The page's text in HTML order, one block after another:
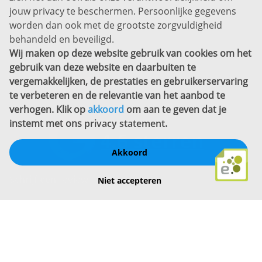
Sitemap
Copyright
Bekijk ook eens
jouw privacy te beschermen. Persoonlijke gegevens
worden dan ook met de grootste zorgvuldigheid
behandeld en beveiligd.
Wij maken op deze website gebruik van cookies om het
gebruik van deze website en daarbuiten te
vergemakkelijken, de prestaties en gebruikerservaring
te verbeteren en de relevantie van het aanbod te
verhogen. Klik opakkoord om aan te geven dat je
instemt met ons privacy statement.
Akkoord
Niet accepteren